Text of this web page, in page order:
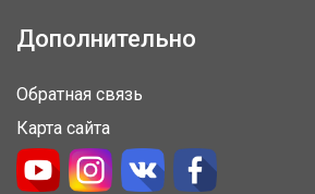
Дополнительно
Обратная связь
Карта сайта